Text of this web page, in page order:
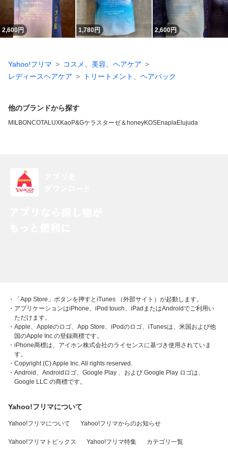
2,600円 1,780円 2,600円
Yahoo!フリマ
コスメ、美容、ヘアケア
レディースヘアケア
トリートメント、ヘアパック
他のブランドから探す
MILBONCOTALUXKaoP&Gケラスターゼ＆honeyKOSEnaplaElujuda
・「App Store」ボタンを押すとiTunes （外部サイト）が起動します。
・アプリケーションはiPhone、iPod touch、iPadまたはAndroidでご利用い
ただけます。
・Apple、Appleのロゴ、App Store、iPodのロゴ、iTunesは、米国および他
国のApple Inc.の登録商標です。
・iPhone商標は、アイホン株式会社のライセンスに基づき使用されていま
す。
・Copyright (C) Apple Inc. All rights reserved.
・Android、Androidロゴ、Google Play 、および Google Play ロゴは、
Google LLC の商標です。
Yahoo!フリマについて
Yahoo!フリマについて Yahoo!フリマからのお知らせ
Yahoo!フリマトピックス Yahoo!フリマ特集 カテゴリ一覧